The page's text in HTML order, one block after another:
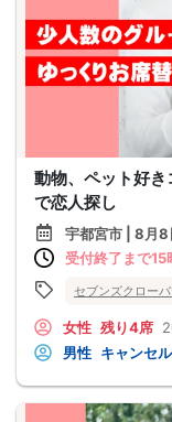
動物、ペット好
で恋人探し
宇都宮市 | 8月
受付終了まで15
セブンズクロー
女性 残り4席
男性 キャンセ